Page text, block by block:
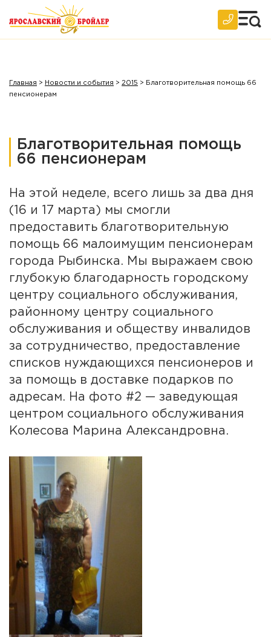
Главная > Новости и события > 2015 > Благотворительная помощь 66
пенсионерам
Благотворительная помощь
66 пенсионерам
На этой неделе, всего лишь за два дня
(16 и 17 марта) мы смогли
предоставить благотворительную
помощь 66 малоимущим пенсионерам
города Рыбинска. Мы выражаем свою
глубокую благодарность городскому
центру социального обслуживания,
районному центру социального
обслуживания и обществу инвалидов
за сотрудничество, предоставление
списков нуждающихся пенсионеров и
за помощь в доставке подарков по
адресам. На фото #2 — заведующая
центром социального обслуживания
Колесова Марина Александровна.